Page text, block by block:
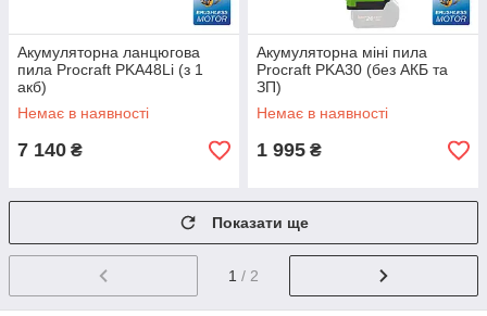
Акумуляторна ланцюгова
пила Procraft PKA48Li (з 1
акб)
Немає в наявності
7 140 ₴
Акумуляторна міні пила
Procraft PKA30 (без АКБ та
ЗП)
Немає в наявності
1 995 ₴
Показати ще
1 / 2